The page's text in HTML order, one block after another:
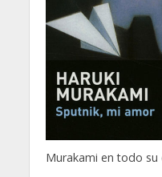
Murakami en todo su